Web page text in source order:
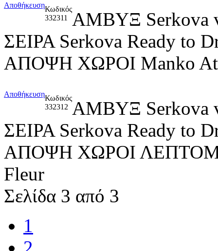
ΑποθήκευσηΚωδικός
332311
ΑΜΒΥΞ Serkova
ΣΕΙΡΑ Serkova Ready to
ΑΠΟΨΗ ΧΩΡΟΙ Manko
ΑποθήκευσηΚωδικός
332312 ΑΜΒΥΞ Serkova
ΣΕΙΡΑ Serkova Ready to
ΑΠΟΨΗ ΧΩΡΟΙ
Fleur
Σελίδα 3 από 3
1